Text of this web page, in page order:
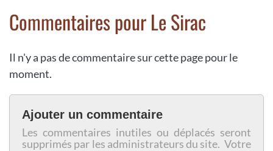
Commentaires pour Le Sirac
Il n'y a pas de commentaire sur cette page pour le
moment.
Ajouter un commentaire
Les commentaires inutiles ou déplacés seront
supprimés par les administrateurs du site. Votre